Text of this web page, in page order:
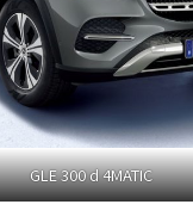
GLE 300 d 4MATIC